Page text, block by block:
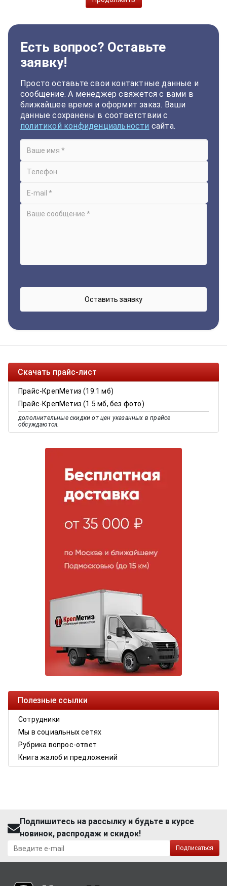
Есть вопрос? Оставьте
заявку!
Просто оставьте свои контактные данные и
сообщение. А менеджер свяжется с вами в
ближайшее время и оформит заказ. Ваши
данные сохранены в соответствии с
политикой конфиденциальности сайта.
Скачать прайс-лист
Прайс-КрепМетиз (19.1 мб)
Прайс-КрепМетиз (1.5 мб, без фото)
дополнительные скидки от цен указанных в прайсе
обсуждаются.
Полезные ссылки
Сотрудники
Мы в социальных сетях
Рубрика вопрос-ответ
Книга жалоб и предложений
Подпишитесь на рассылку и будьте в курсе
новинок, распродаж и скидок!
Подписаться